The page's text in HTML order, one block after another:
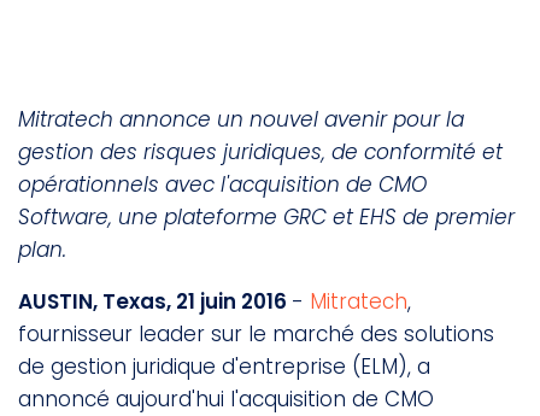
Mitratech annonce un nouvel avenir pour la
gestion des risques juridiques, de conformité et
opérationnels avec l'acquisition de CMO
Software, une plateforme GRC et EHS de premier
plan.
AUSTIN, Texas, 21 juin 2016 - Mitratech,
fournisseur leader sur le marché des solutions
de gestion juridique d'entreprise (ELM), a
annoncé aujourd'hui l'acquisition de CMO